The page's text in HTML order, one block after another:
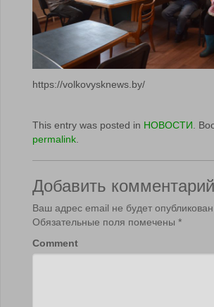
https://volkovysknews.by/
This entry was posted in НОВОСТИ.
permalink.
Добавить комментарий
Ваш адрес email не будет
Обязательные поля помечены *
Comment